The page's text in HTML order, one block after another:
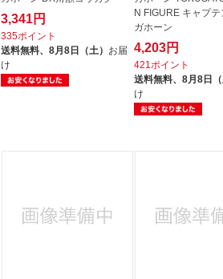
3,341円
335ポイント
送料無料、 8月8日（土） お届
け
N FIGURE キャプテ
ガホーン
4,203円
421ポイント
送料無料、8月8日（
け